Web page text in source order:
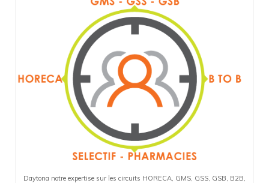
Daytona notre expertise sur les circuits HORECA, GMS, GSS, GSB, B2B,